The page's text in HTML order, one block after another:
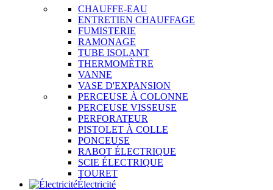
CHAUFFE-EAU
ENTRETIEN CHAUFFAGE
FUMISTERIE
RAMONAGE
TUBE ISOLANT
THERMOMÈTRE
VANNE
VASE D'EXPANSION
PERCEUSE À COLONNE
PERCEUSE VISSEUSE
PERFORATEUR
PISTOLET À COLLE
PONCEUSE
RABOT ÉLECTRIQUE
SCIE ÉLECTRIQUE
TOURET
Électricité